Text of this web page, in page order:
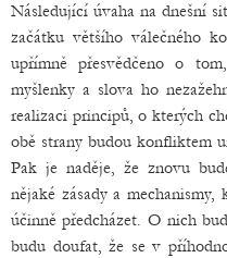
Následující úvaha na dnešní
začátku většího válečného
upřímně přesvědčeno o
myšlenky a slova ho
realizaci principů, o kterých
obě strany budou konfliktem
Pak je naděje, že znovu
nějaké zásady a
účinně předcházet. O nich
budu doufat, že se v